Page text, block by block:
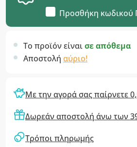
Προσθήκη κωδικού
Το προϊόν είναισε απόθεμα
Αποστολή αύριο!
Με την αγορά σας παίρνετε
Δωρεάν αποστολή άνω των
Τρόποι πληρωμής